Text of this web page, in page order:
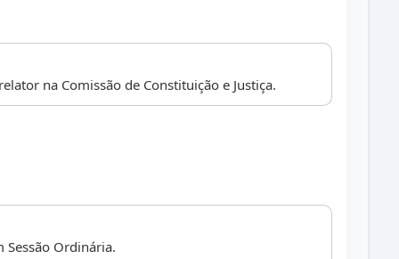
na Comissão de Constituição e Justiça.
Sessão Ordinária.